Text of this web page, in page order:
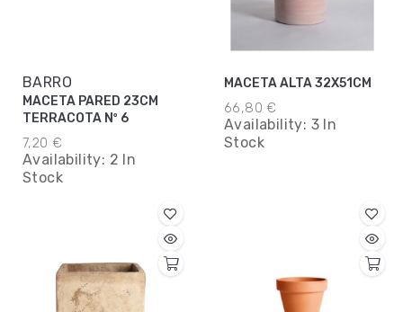
BARRO
MACETA PARED 23CM
TERRACOTA Nº 6
7,20 €
Availability: 2 In
Stock
MACETA ALTA 32X51CM
66,80 €
Availability: 3 In
Stock